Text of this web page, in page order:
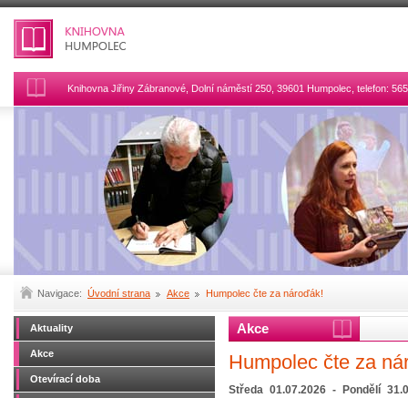
Knihovna Jiřiny Zábranové, Dolní náměstí 250, 39601 Humpolec, telefon:
Navigace: Úvodní strana Akce Humpolec čte za nároďák!
Aktuality
Akce
Otevírací doba
Akce
Humpolec čte za
Středa 01.07.2026 - Pondělí